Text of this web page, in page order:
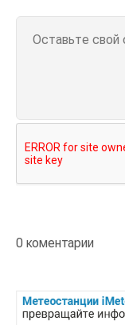
0 коментарии